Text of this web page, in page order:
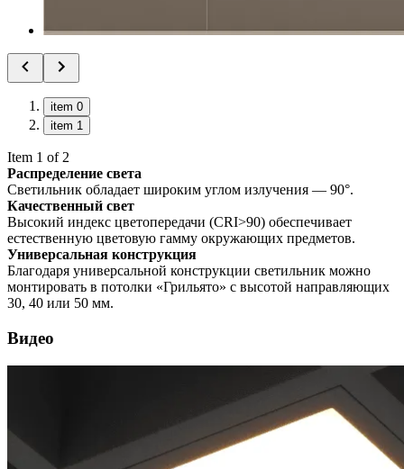
item 0
item 1
Item 1 of 2
Распределение света
Светильник обладает широким углом излучения — 90°.
Качественный свет
Высокий индекс цветопередачи (CRI>90) обеспечивает
естественную цветовую гамму окружающих предметов.
Универсальная конструкция
Благодаря универсальной конструкции светильник можно
монтировать в потолки «Грильято» с высотой направляющих
30, 40 или 50 мм.
Видео